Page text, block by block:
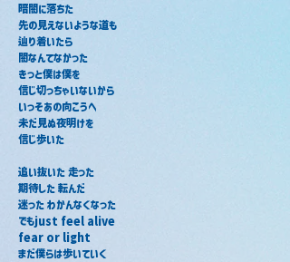
暗闇に落ちた
先の見えないような道も
辿り着いたら
闇なんてなかった
きっと僕は僕を
信じ切っちゃいないから
いっそあの向こうへ
未だ見ぬ夜明けを
信じ歩いた
追い抜いた 走った
期待した 転んだ
迷った わかんなくなった
でもjust feel alive
fear or light
まだ僕らは歩いていく